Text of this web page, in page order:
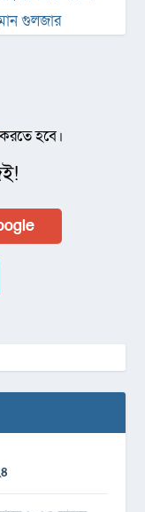
গুলজার
হবে।